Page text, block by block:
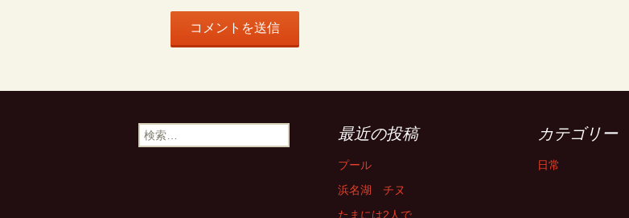
検
索:
最近の投稿
プール
浜名湖 チヌ
たまには2人で
カテゴリー
日常